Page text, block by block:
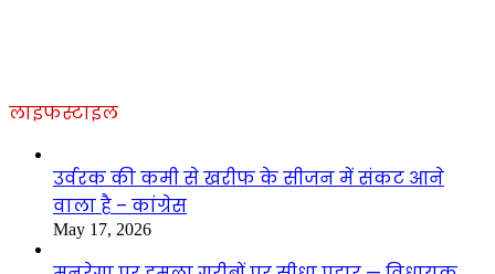
लाइफस्टाइल
उर्वरक की कमी से खरीफ के सीजन में संकट आने
वाला है – कांग्रेस
May 17, 2026